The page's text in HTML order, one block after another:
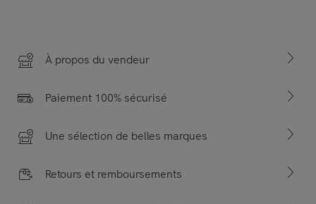
À propos du vendeur
Paiement 100% sécurisé
Une sélection de belles marques
Retours et remboursements